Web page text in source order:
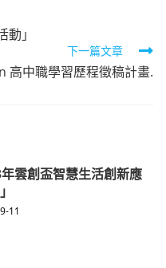
」
下一篇文章
中職學習歷程徵稿計畫.
雲創盃智慧生活創新應
11